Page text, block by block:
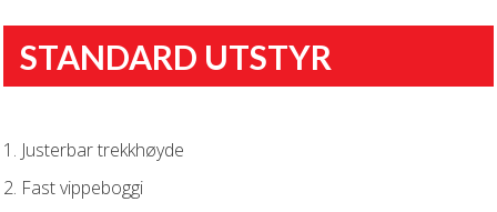
STANDARD UTSTYR
1. Justerbar trekkhøyde
2. Fast vippeboggi